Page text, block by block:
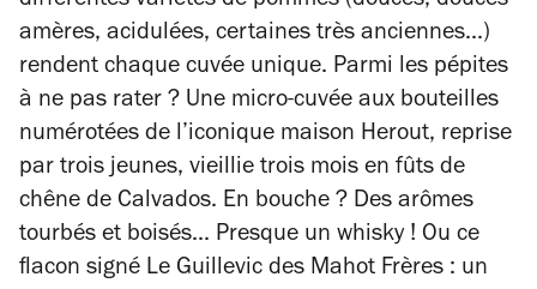
amères, acidulées, certaines très anciennes...)
rendent chaque cuvée unique. Parmi les pépites
à ne pas rater ? Une micro-cuvée aux bouteilles
numérotées de l’iconique maison Herout, reprise
par trois jeunes, vieillie trois mois en fûts de
chêne de Calvados. En bouche ? Des arômes
tourbés et boisés... Presque un whisky ! Ou ce
flacon signé Le Guillevic des Mahot Frères : un